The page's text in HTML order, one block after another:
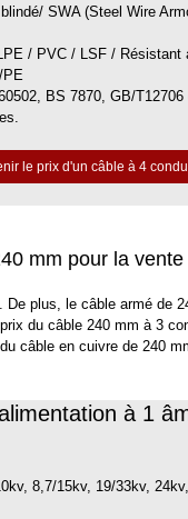
SWA (Steel Wire
/ PVC / LSF / Résistant
PE
BS 7870, GB/
le prix d'un câble à 4
mm pour la vente
plus, le câble armé de
du câble 240 mm à 3
câble en cuivre de 240
à 1
8,7/15kv, 19/33kv,